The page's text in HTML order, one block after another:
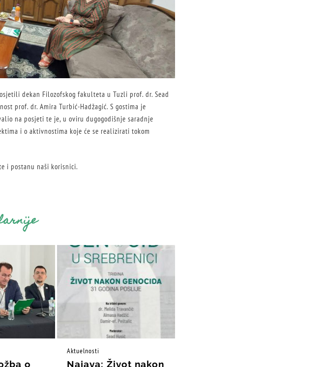
dekan Filozofskog fakulteta u Tuzli prof. dr. Sead
prof. dr. Amira Turbić-Hadžagić. S gostima je
na posjeti te je, u oviru dugogodišnje saradnje
i o aktivnostima koje će se realizirati tokom
i postanu naši korisnici.
o
Aktuelnosti
Najava: Život nakon